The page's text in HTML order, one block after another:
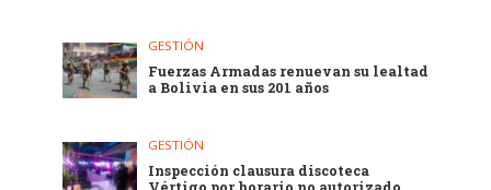
GESTIÓN
Fuerzas Armadas renuevan su lealtad
a Bolivia en sus 201 años
GESTIÓN
Inspección clausura discoteca
Vértigo por horario no autorizado